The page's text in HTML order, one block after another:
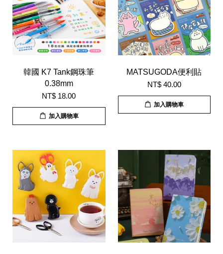
韓國 K7 Tank鋼珠筆
0.38mm
NT$ 18.00
加入購物車
MATSUGODA便利貼
NT$ 40.00
加入購物車